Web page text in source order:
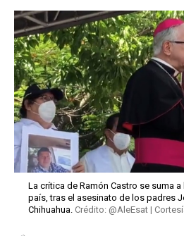
La crítica de Ramón Castro se suma
país, tras el asesinato de los padres
Chihuahua. Crédito: @AleEsat |